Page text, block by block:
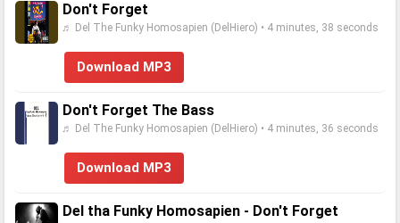
Don't Forget
♬ Del The Funky Homosapien (DelHiero) • 4 minutes, 38 seconds
Download MP3
Don't Forget The Bass
♬ Del The Funky Homosapien (DelHiero) • 4 minutes, 36 seconds
Download MP3
Del tha Funky Homosapien - Don't Forget